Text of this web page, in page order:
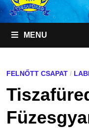
MENU
FELNŐTT CSAPAT/